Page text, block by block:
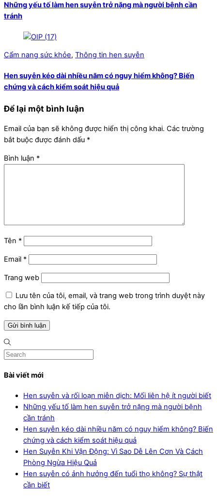
Những yếu tố làm hen suyễn trở nặng mà người bệnh cần
tránh
Cẩm nang sức khỏe, Thông tin hen suyễn
Hen suyễn kéo dài nhiều năm có nguy hiểm không? Biến
chứng và cách kiểm soát hiệu quả
Để lại một bình luận
Email của bạn sẽ không được hiển thị công khai. Các trường
bắt buộc được đánh dấu *
Bình luận *
Tên *
Email *
Trang web
Lưu tên của tôi, email, và trang web trong trình duyệt này
cho lần bình luận kế tiếp của tôi.
Bài viết mới
Hen suyễn và rối loạn miễn dịch: Mối liên hệ ít người biết
Những yếu tố làm hen suyễn trở nặng mà người bệnh
cần tránh
Hen suyễn kéo dài nhiều năm có nguy hiểm không? Biến
chứng và cách kiểm soát hiệu quả
Hen Suyễn Khi Vận Động: Vì Sao Dễ Lên Cơn Và Cách
Phòng Ngừa Hiệu Quả
Hen suyễn có ảnh hưởng đến tuổi thọ không? Sự thật
cần biết